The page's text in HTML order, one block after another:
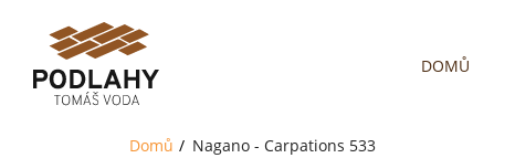
DOMŮ
Domů Nagano - Carpations 533